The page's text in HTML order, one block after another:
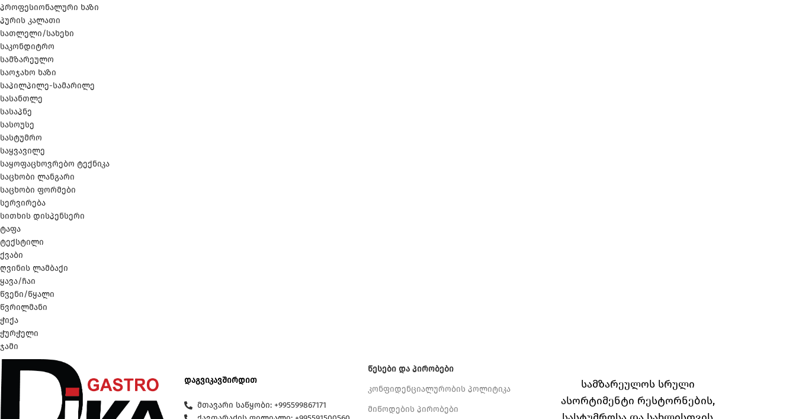
პროფესიონალური ხაზი
პურის კალათი
სათლელი/სახეხი
საკონდიტრო
სამზარეულო
საოჯახო ხაზი
საპილპილე-სამარილე
სასანთლე
სასაპნე
სასოუსე
სასტუმრო
საყვავილე
საყოფაცხოვრებო ტექნიკა
საცხობი ლანგარი
საცხობი ფორმები
სერვირება
სითხის დისპენსერი
ტაფა
ტექსტილი
ქვაბი
ღვინის ლამბაქი
ყავა/ჩაი
წვენი/წყალი
წვრილმანი
ჭიქა
ჭურჭელი
ჯამი
დაგვიკავშირდით
მთავარი საწყობი: +995599867171
ᲬᲔᲡᲔᲑᲘ ᲓᲐ ᲞᲘᲠᲝᲑᲔᲑᲘ
კონფიდენციალურობის პოლიტიკა
მიწოდების პირობები
სამზარეულოს სრული
ასორტიმენტი რესტორნების,